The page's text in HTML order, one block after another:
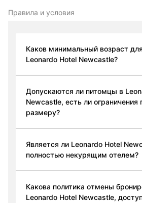
Правила и условия
Каков минимальный возраст
Leonardo Hotel Newcastle?
Допускаются ли питомцы в
Newcastle, есть ли ограничения
размеру?
Является ли Leonardo Hotel
полностью некурящим отелем?
Какова политика отмены
Leonardo Hotel Newcastle,